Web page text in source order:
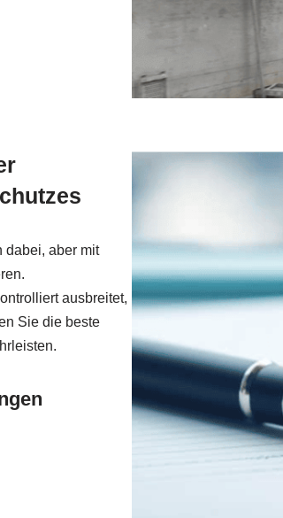
dabei, aber mit
ausbreitet,
Sie die beste